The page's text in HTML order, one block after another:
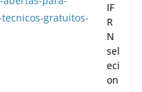
IF
R
N
sel
eci
on